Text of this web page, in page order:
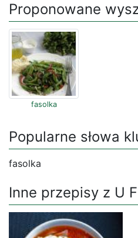
Proponowane
fasolka
Popularne słowa
fasolka
Inne przepisy z U